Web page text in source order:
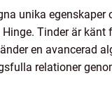
unika egenskaper
Tinder är
en avancerad
relationer